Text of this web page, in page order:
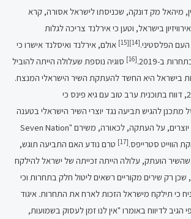
מיהאל מק דונקה, שכניסתו לישראל אסורה, קרא
בישראל, וטען כי אירלנד צריכה לגלות
העם הפלסטיני.[14]
[15]
אולם, אירלנד ואיסלנד אישרו כי
ב-2019.
[16]
סוגיה נוספת שעלולה הייתה להוביל
בישראל היא החשד להעתקת השיר הישראלי המנצח.
ב-3 ביולי 2018, דווח בתוכנית ערב טוב עם גיא פינס כי
מתכנן להגיש תביעה נגד יוצרי השיר הישראלי בטענה
להפרת זכויות יוצרים, על העתקה, לכאורה, משירם "Seven Nation
[17]
טרם נודע האם התביעה תוגש,
הועתק, עלולה הייתה זכייתה של ישראל להילקח
שכן רק שירים מקוריים רשאים ליטול חלק בתחרות וכי
כי תילקח מישראל הזכות לארח את התחרות. איגוד
הגיב לדיווח באומרו "אין לנו זמן לעסוק בשמועות,